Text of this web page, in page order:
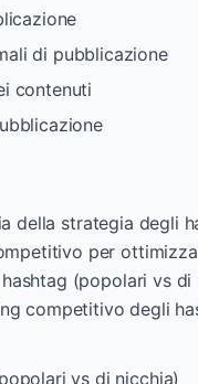
di pubblicazione
contenuti
della strategia degli
per
(popolari vs
competitivo degli
vs di nicchia)